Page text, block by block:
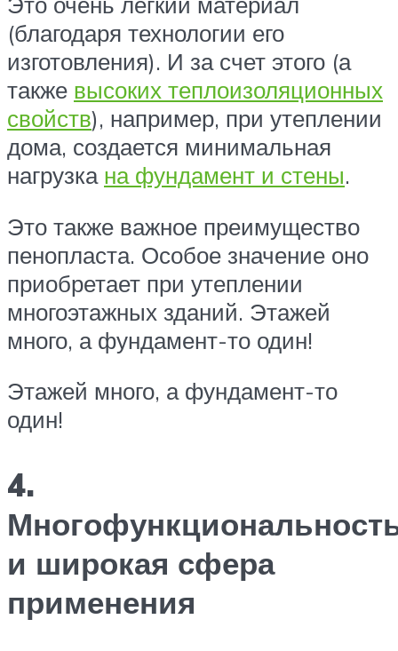
(благодаря технологии его
изготовления). И за счет этого (а
также высоких теплоизоляционных
свойств), например, при утеплении
дома, создается минимальная
нагрузка на фундамент и стены.
Это также важное преимущество
пенопласта. Особое значение оно
приобретает при утеплении
многоэтажных зданий. Этажей
много, а фундамент-то один!
Этажей много, а фундамент-то
один!
4.
и широкая сфера
применения